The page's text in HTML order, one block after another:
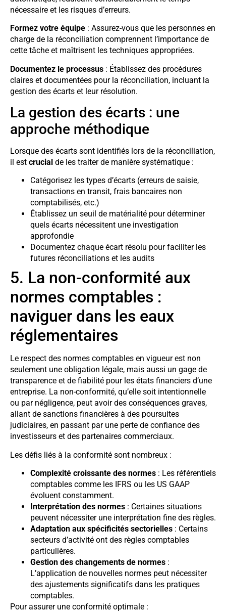
nécessaire et les risques d’erreurs.
Formez votre équipe : Assurez-vous que les personnes en
charge de la réconciliation comprennent l’importance de
cette tâche et maîtrisent les techniques appropriées.
Documentez le processus : Établissez des procédures
claires et documentées pour la réconciliation, incluant la
gestion des écarts et leur résolution.
La gestion des écarts : une
approche méthodique
Lorsque des écarts sont identifiés lors de la réconciliation,
il est crucial de les traiter de manière systématique :
Catégorisez les types d’écarts (erreurs de saisie,
transactions en transit, frais bancaires non
comptabilisés, etc.)
Établissez un seuil de matérialité pour déterminer
quels écarts nécessitent une investigation
approfondie
Documentez chaque écart résolu pour faciliter les
futures réconciliations et les audits
5. La non-conformité aux
normes comptables :
naviguer dans les eaux
réglementaires
Le respect des normes comptables en vigueur est non
seulement une obligation légale, mais aussi un gage de
transparence et de fiabilité pour les états financiers d’une
entreprise. La non-conformité, qu’elle soit intentionnelle
ou par négligence, peut avoir des conséquences graves,
allant de sanctions financières à des poursuites
judiciaires, en passant par une perte de confiance des
investisseurs et des partenaires commerciaux.
Les défis liés à la conformité sont nombreux :
Complexité croissante des normes : Les référentiels
comptables comme les IFRS ou les US GAAP
évoluent constamment.
Interprétation des normes : Certaines situations
peuvent nécessiter une interprétation fine des règles.
Adaptation aux spécificités sectorielles : Certains
secteurs d’activité ont des règles comptables
particulières.
Gestion des changements de normes :
L’application de nouvelles normes peut nécessiter
des ajustements significatifs dans les pratiques
comptables.
Pour assurer une conformité optimale :